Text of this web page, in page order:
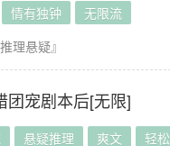
情有独钟 无限流
推理悬疑』
团宠剧本后[无限]
悬疑推理 爽文 轻松